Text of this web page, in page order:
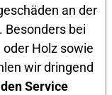
an der
Besonders bei
Holz sowie
wir dringend
Service